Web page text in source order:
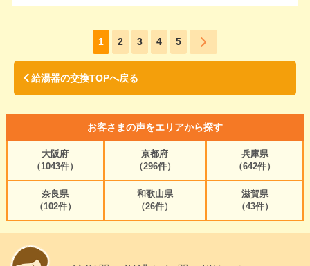
1 2 3 4 5
給湯器の交換TOPへ戻る
お客さまの声をエリアから探す
大阪府
（1043件）
京都府
（296件）
兵庫県
（642件）
奈良県
（102件）
和歌山県
（26件）
滋賀県
（43件）